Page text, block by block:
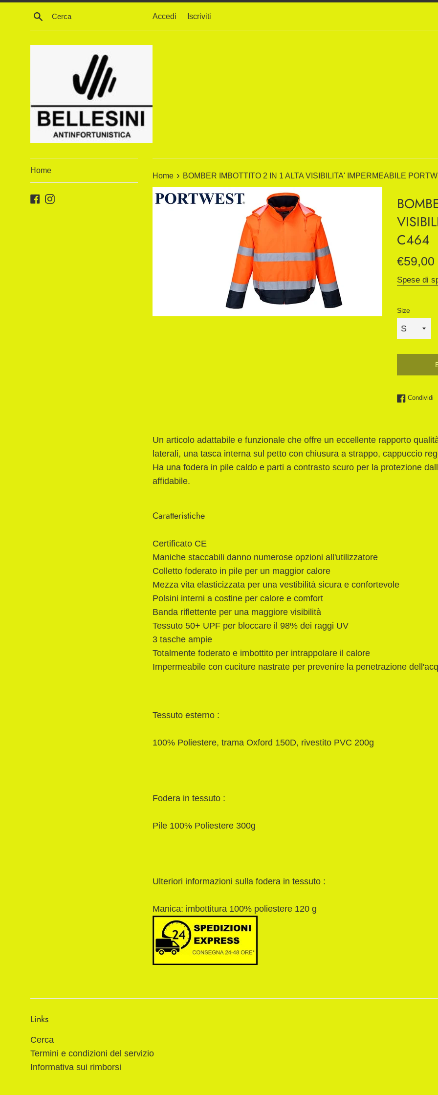
direttamente
contenuti
Cerca Accedi Iscriviti
Home
Facebook
Instagram
Home › BOMBER IMBOTTITO 2 IN 1 ALTA VISIBILITA' IMPERMEABILE
C464
Prezzo
listino
€59,00
Spese di
Size
Condividi
Un articolo adattabile e funzionale che offre un eccellente rapporto
laterali, una tasca interna sul petto con chiusura a strappo, cappuccio
Ha una fodera in pile caldo e parti a contrasto scuro per la protezione
affidabile.
Caratteristiche
Certificato CE
Maniche staccabili danno numerose opzioni all'utilizzatore
Colletto foderato in pile per un maggior calore
Mezza vita elasticizzata per una vestibilità sicura e confortevole
Polsini interni a costine per calore e comfort
Banda riflettente per una maggiore visibilità
Tessuto 50+ UPF per bloccare il 98% dei raggi UV
3 tasche ampie
Totalmente foderato e imbottito per intrappolare il calore
Impermeabile con cuciture nastrate per prevenire la penetrazione
Tessuto esterno :
100% Poliestere, trama Oxford 150D, rivestito PVC 200g
Fodera in tessuto :
Pile 100% Poliestere 300g
Ulteriori informazioni sulla fodera in tessuto :
Manica: imbottitura 100% poliestere 120 g
Links
Cerca
Termini e condizioni del servizio
Informativa sui rimborsi